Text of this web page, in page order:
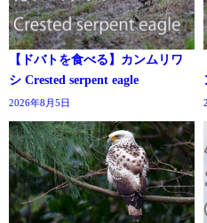
【ドバトを食べる】カンムリワ
シ Crested serpent eagle
2026年8月5日